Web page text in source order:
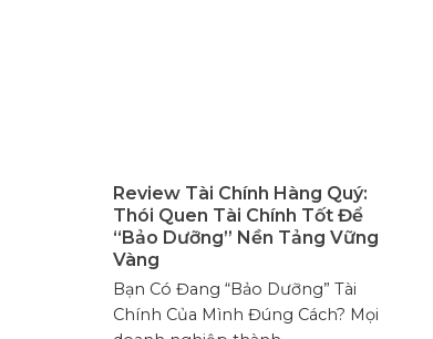
Review Tài Chính Hàng Quý:
Thói Quen Tài Chính Tốt Để
“Bảo Dưỡng” Nền Tảng Vững
Vàng
Bạn Có Đang “Bảo Dưỡng” Tài
Chính Của Mình Đúng Cách? Mọi